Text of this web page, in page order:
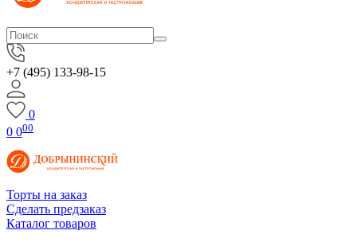
+7 (495) 133-98-15
0
0 000
Торты на заказ
Сделать предзаказ
Каталог товаров